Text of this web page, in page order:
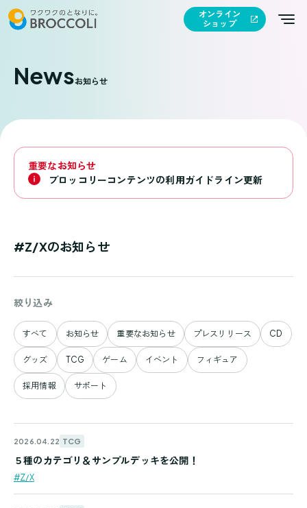
オンライン
ショップ
Newsお知らせ
重要なお知らせ
ブロッコリーコンテンツの利用ガイドライン更新
#Z/Xのお知らせ
絞り込み
すべて お知らせ 重要なお知らせ プレスリリース CD
グッズ TCG ゲーム イベント フィギュア
採用情報 サポート
2026.04.22 TCG
#Z/X
５種のカテゴリ＆サンプルデッキを公開！